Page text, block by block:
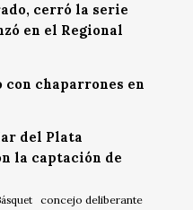
cerró la serie
en el Regional
con chaparrones en
del Plata
la captación de
concejo deliberante